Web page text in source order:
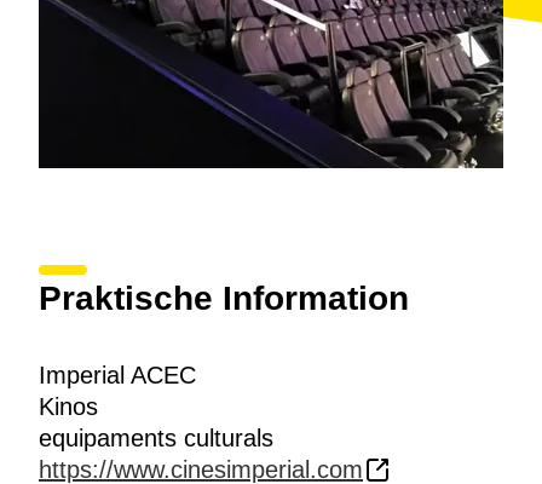
Praktische Information
Imperial ACEC
Kinos
equipaments culturals
https://www.cinesimperial.com